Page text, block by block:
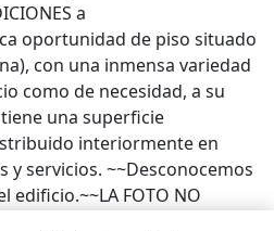
a
oportunidad de piso situado
con una inmensa variedad
como de necesidad, a su
una superficie
interiormente en
y servicios. ~~Desconocemos
edificio.~~LA FOTO NO